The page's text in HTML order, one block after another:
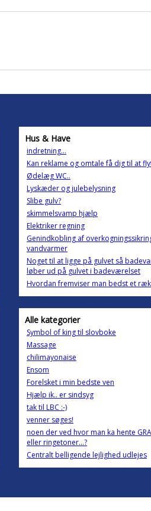
Hus & Have
indretning...
Kan reklame og omtale få dig til at
Ødelæg WC..
Lyskæder og julebelysning
Slibe gulv?
skimmelsvamp hjælp
Elektriker regning
Genindkobling af
vandvarmer
Noget til at ligge på gulvet så
løber ud på gulvet i badeværelset
Hvordan fremviser man bedst et
Alle kategorier
Symbol of king til slovboke
Massage
chilimayonaise
Ensom
Forelsket i min bedste ven
Hjælp ik.. er sindsyg
tak til LBC :-)
venner søges!
noen der ved hvor man ka hente
eller ringetoner...?
Centralt belligende lejlighed udlejes